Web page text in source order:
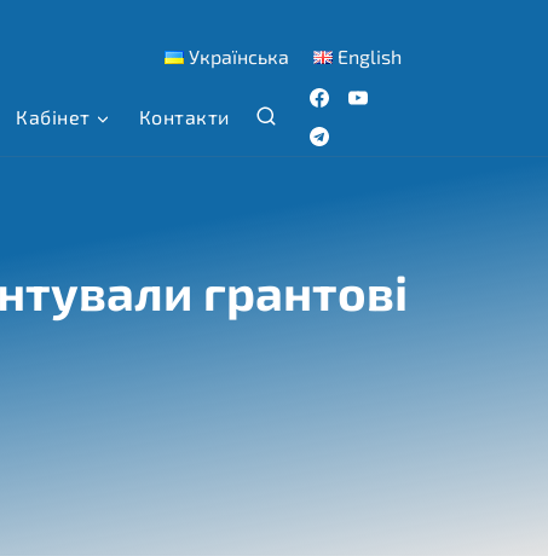
Українська English
Кабінет Контакти
грантові